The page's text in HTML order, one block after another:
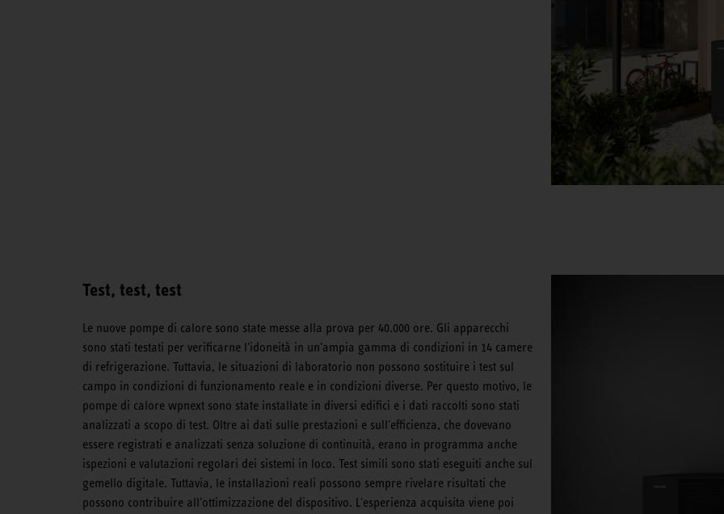
Test, test, test
Le nuove pompe di calore sono state messe alla prova per 40.000 ore. Gli apparecchi
sono stati testati per verificarne l'idoneità in un'ampia gamma di condizioni in 14 camere
di refrigerazione. Tuttavia, le situazioni di laboratorio non possono sostituire i test sul
campo in condizioni di funzionamento reale e in condizioni diverse. Per questo motivo, le
pompe di calore wpnext sono state installate in diversi edifici e i dati raccolti sono stati
analizzati a scopo di test. Oltre ai dati sulle prestazioni e sull'efficienza, che dovevano
essere registrati e analizzati senza soluzione di continuità, erano in programma anche
ispezioni e valutazioni regolari dei sistemi in loco. Test simili sono stati eseguiti anche sul
gemello digitale. Tuttavia, le installazioni reali possono sempre rivelare risultati che
possono contribuire all'ottimizzazione del dispositivo. L'esperienza acquisita viene poi